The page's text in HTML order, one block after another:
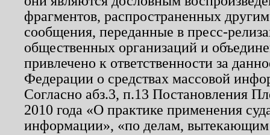
фрагментов, распространенных
сообщения, переданные в пресс-
общественных организаций и
привлечено к ответственности за
Федерации о средствах массовой
Согласно абз.3, п.13 Постановления
2010 года «О практике применения
информации», «по делам, вытекающим